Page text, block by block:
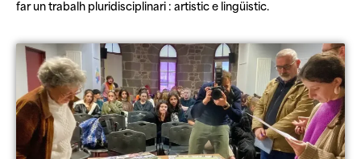
far un trabalh pluridisciplinari : artistic e lingüistic.